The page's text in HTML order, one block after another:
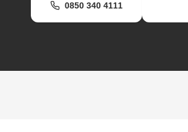
0850 340 4111